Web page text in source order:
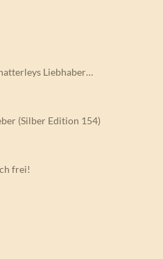
Liebhaber…
(Silber Edition 154)
frei!